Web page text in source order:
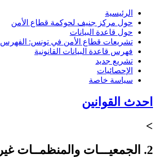
الرئيسية
حول مركز جنيف لحوكمة قطاع الأمن
حول قاعدة البيانات
تشريعات قطاع الأمن في تونس: الفهرس 1956-2011
فهرس قاعدة البيانات القانونية
تشريع جديد
الإحصائيات
سياسة خاصة
احدث القوانين
>
2. الجمعيـــات والمنظمــات غير الحكــومية